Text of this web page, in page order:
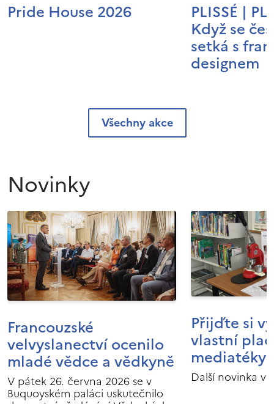
Pride House 2026 PLISSÉ |
Když se
setká s
designem
Všechny akce
Novinky
Francouzské
velvyslanectví ocenilo
mladé vědce a vědkyně
V pátek 26. června 2026 se v
Buquoyském paláci uskutečnilo
Přijďte si
vlastní
mediatéky
Další novinka v